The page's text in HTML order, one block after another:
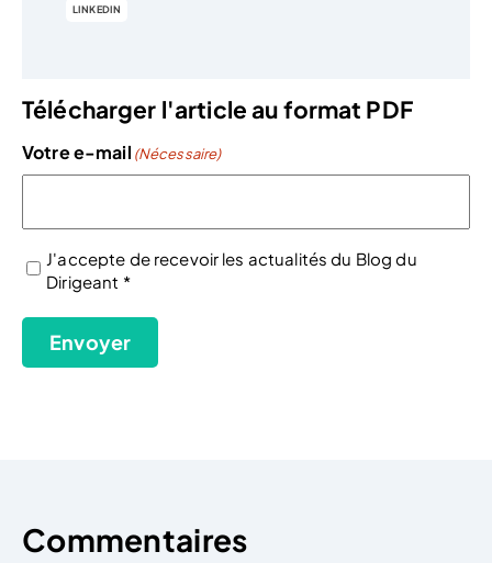
LINKEDIN
Télécharger l'article au format PDF
Votre e-mail (Nécessaire)
(Nécessaire)
J'accepte de recevoir les actualités du Blog du
Dirigeant *
Envoyer
Commentaires